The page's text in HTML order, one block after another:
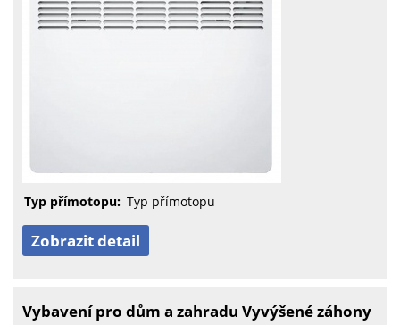
Typ přímotopu: Typ přímotopu
Zobrazit detail
Vybavení pro dům a zahradu Vyvýšené záhony